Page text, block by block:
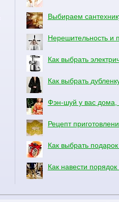
Выбираем
Нерешительность и
Как выбрать
Как выбрать
Фэн-шуй у вас дома,
Рецепт
Как выбрать
Как навести